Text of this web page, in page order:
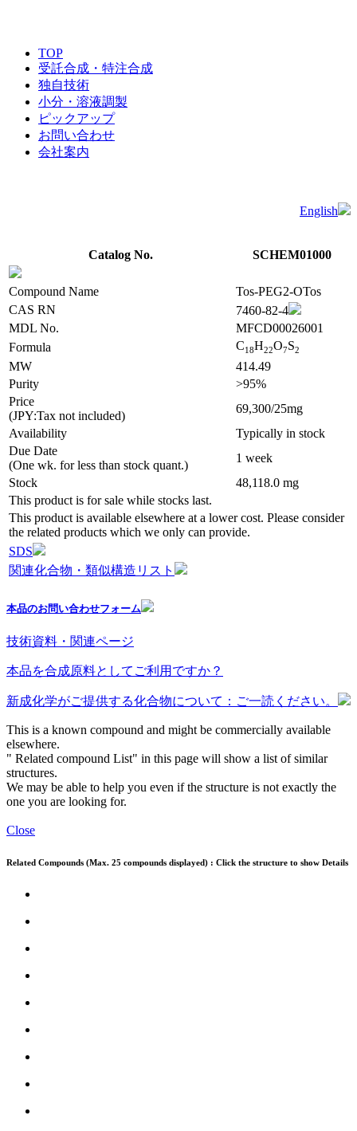
TOP
受託合成・特注合成
独自技術
小分・溶液調製
ピックアップ
お問い合わせ
会社案内
English
Catalog No. SCHEM01000
Compound Name
Tos-PEG2-OTos
CAS RN
7460-82-4
MDL No.
MFCD00026001
Formula
C18H22O7S2
MW
414.49
Purity
>95%
Price
(JPY:Tax not included)
69,300/25mg
Availability
Typically in stock
Due Date
(One wk. for less than stock quant.)
1 week
Stock
48,118.0 mg
This product is for sale while stocks last.
This product is available elsewhere at a lower cost. Please consider
the related products which we only can provide.
SDS
関連化合物・類似構造リスト
本品のお問い合わせフォーム
技術資料・関連ページ
本品を合成原料としてご利用ですか？
新成化学がご提供する化合物について：ご一読ください。
This is a known compound and might be commercially available
elsewhere.
" Related compound List" in this page will show a list of similar
structures.
We may be able to help you even if the structure is not exactly the
one you are looking for.
Close
Related Compounds (Max. 25 compounds displayed) : Click the structure to show Details